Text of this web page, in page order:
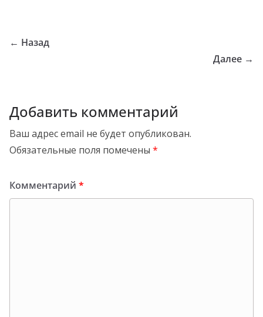
← Назад
Далее →
Добавить комментарий
Ваш адрес email не будет опубликован.
Обязательные поля помечены *
Комментарий *